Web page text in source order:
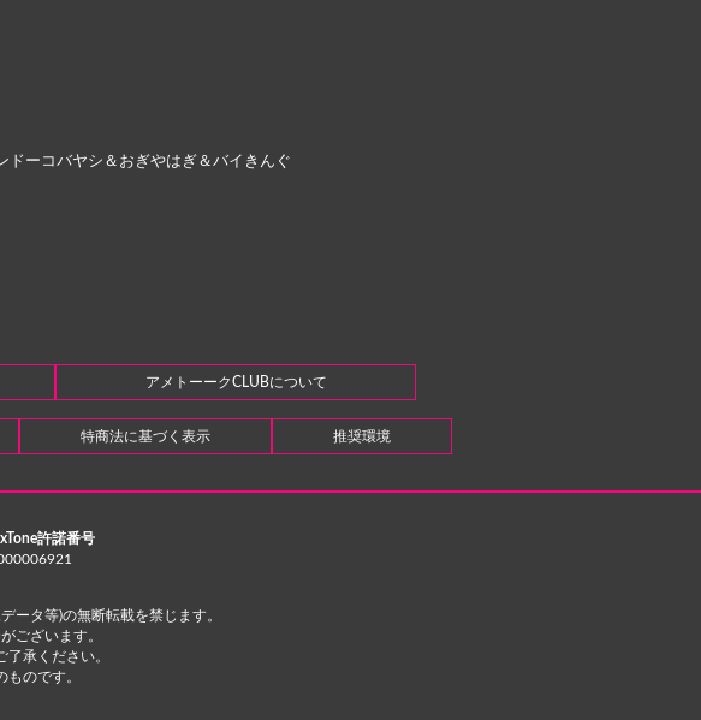
ーコバヤシ＆おぎやはぎ＆バイきんぐ
アメトーークCLUBについて
特商法に基づく表示 推奨環境
許諾番号
ータ等)の無断転載を禁じます。
ございます。
承ください。
のです。